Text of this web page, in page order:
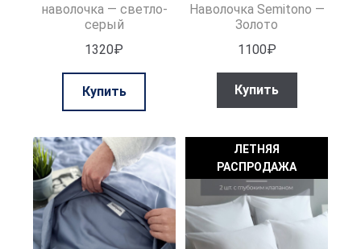
наволочка — светло-
серый
1320₽
Купить
несколько
вариаций.
Опции
можно
выбрать
на
Наволочка Semitono —
Золото
1100₽
Купить
ЛЕТНЯЯ
РАСПРОДАЖА